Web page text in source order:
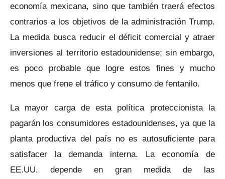
economía mexicana, sino que también traerá efectos
contrarios a los objetivos de la administración Trump.
La medida busca reducir el déficit comercial y atraer
inversiones al territorio estadounidense; sin embargo,
es poco probable que logre estos fines y mucho
menos que frene el tráfico y consumo de fentanilo.
La mayor carga de esta política proteccionista la
pagarán los consumidores estadounidenses, ya que la
planta productiva del país no es autosuficiente para
satisfacer la demanda interna. La economía de
EE.UU. depende en gran medida de las